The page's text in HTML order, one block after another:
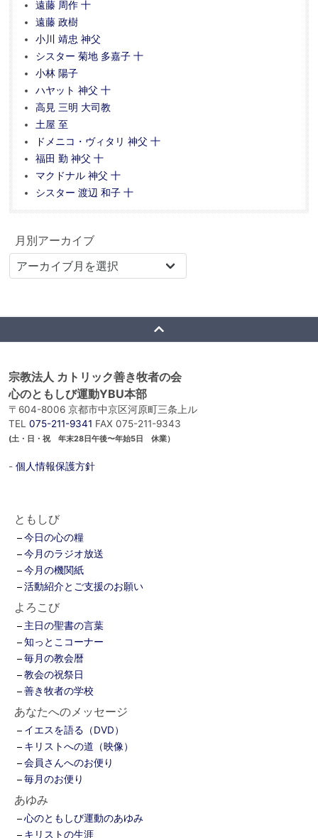
遠藤 周作 十
遠藤 政樹
小川 靖忠 神父
シスター 菊地 多嘉子 十
小林 陽子
ハヤット 神父 十
高見 三明 大司教
土屋 至
ドメニコ・ヴィタリ 神父 十
福田 勤 神父 十
マクドナル 神父 十
シスター 渡辺 和子 十
月別アーカイブ
宗教法人 カトリック善き牧者の会
心のともしび運動YBU本部
〒604-8006 京都市中京区河原町三条上ル
TEL 075-211-9341 FAX 075-211-9343
(土・日・祝 年末28日午後〜年始5日 休業）
- 個人情報保護方針
ともしび
今日の心の糧
今月のラジオ放送
今月の機関紙
活動紹介とご支援のお願い
よろこび
主日の聖書の言葉
知っとこコーナー
毎月の教会暦
教会の祝祭日
善き牧者の学校
あなたへのメッセージ
イエスを語る（DVD）
キリストへの道（映像）
会員さんへのお便り
毎月のお便り
あゆみ
心のともしび運動のあゆみ
キリストの生涯